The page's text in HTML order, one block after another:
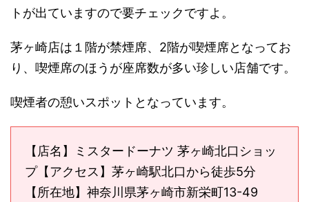
トが出ていますので要チェックですよ。
茅ヶ崎店は１階が禁煙席、2階が喫煙席となってお
り、喫煙席のほうが座席数が多い珍しい店舗です。
喫煙者の憩いスポットとなっています。
【店名】ミスタードーナツ 茅ヶ崎北口ショッ
プ【アクセス】茅ヶ崎駅北口から徒歩5分
【所在地】神奈川県茅ヶ崎市新栄町13-49